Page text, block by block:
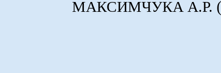
МАКСИМЧУКА А.Р.